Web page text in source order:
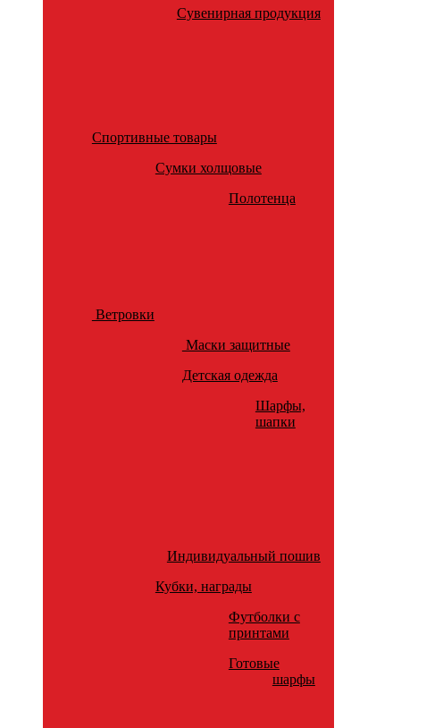
Сувенирная продукция
Спортивные товары
Сумки холщовые
Полотенца
Ветровки
Маски защитные
Детская одежда
Шарфы,
шапки
Индивидуальный пошив
Кубки, награды
Футболки с
принтами
Готовые
шарфы